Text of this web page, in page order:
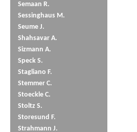
Semaan R.
Sessinghaus M.
Seume J.
Shahsavar A.
Sizmann A.
Speck S.
Stagliano F.
Stemmer C.
Stoeckle C.
Stoltz S.
Storesund F.
Strahmann J.